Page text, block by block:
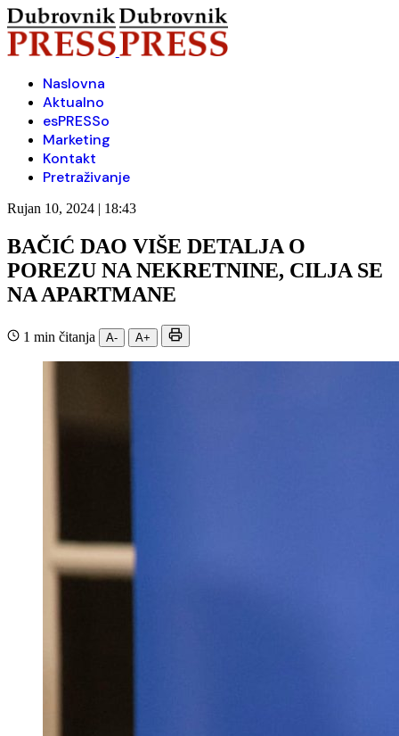
Naslovna
Aktualno
esPRESSo
Marketing
Kontakt
Pretraživanje
Rujan 10, 2024 | 18:43
BAČIĆ DAO VIŠE DETALJA O
POREZU NA NEKRETNINE, CILJA SE
NA APARTMANE
1 min čitanja A- A+